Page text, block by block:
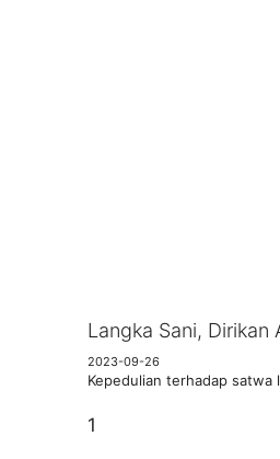
Langka Sani, Dirikan
2023-09-26
Kepedulian terhadap satwa